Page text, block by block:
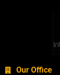
Our Office